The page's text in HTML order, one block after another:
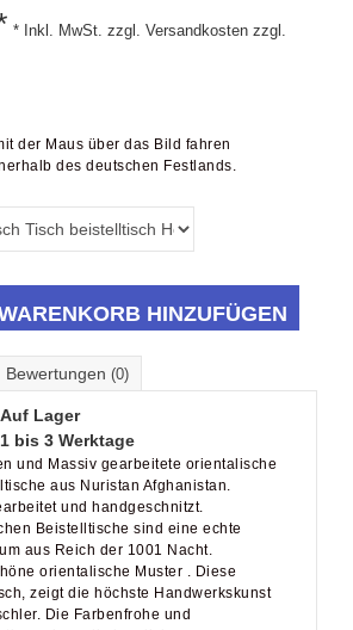
* Inkl. MwSt. zzgl. Versandkosten zzgl.
der Maus über das Bild fahren
des deutschen Festlands.
HINZUFÜGEN
Bewertungen (0)
Auf Lager
1 bis 3 Werktage
und Massiv gearbeitete orientalische
aus Nuristan Afghanistan.
und handgeschnitzt.
Beistelltische sind eine echte
aus Reich der 1001 Nacht.
orientalische Muster . Diese
zeigt die höchste Handwerkskunst
Die Farbenfrohe und